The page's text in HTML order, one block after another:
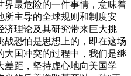
界最危险的一件事情，意味着
所主导的全球规则和制度安
济理论及其研究带来巨大挑
恐怕是思想上的，即在这场
大国冲突的过程中，我们是继
差距，坚持虚心地向美国学